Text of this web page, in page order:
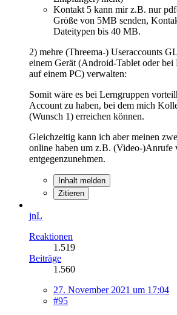
Kontakt 5 kann mir z.B. nur
Größe von 5MB senden,
Dateitypen bis 40 MB.
2) mehre (Threema-) Useraccounts
einem Gerät (Android-Tablet oder bei
auf einem PC) verwalten:
Somit wäre es bei Lerngruppen
Account zu haben, bei dem mich
(Wunsch 1) erreichen können.
Gleichzeitig kann ich aber meinen
online haben um z.B. (Video-)Anrufe
entgegenzunehmen.
Inhalt melden
Zitieren
jnL
Reaktionen
1.519
Beiträge
1.560
27. November 2021 um 17:04
#95